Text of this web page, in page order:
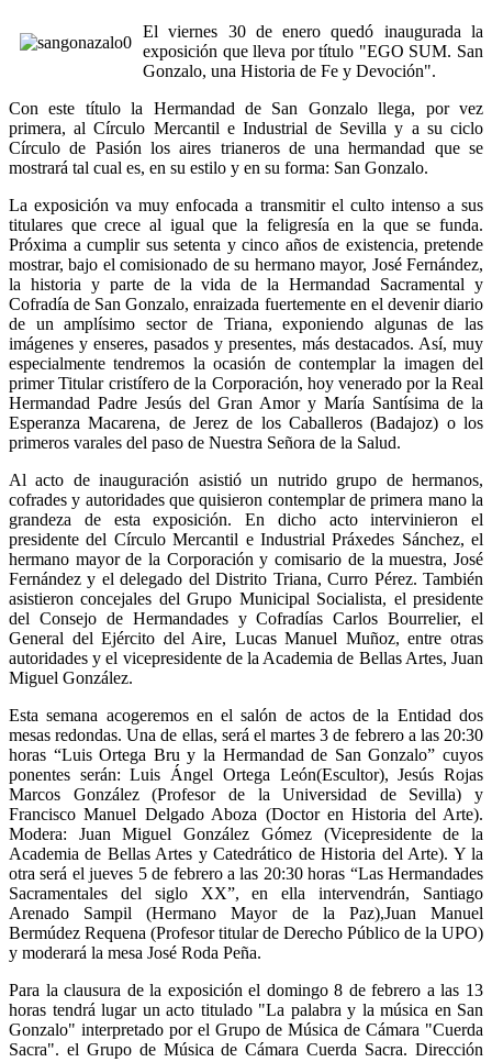
El viernes 30 de enero quedó inaugurada la
exposición que lleva por título "EGO SUM. San
Gonzalo, una Historia de Fe y Devoción".
Con este título la Hermandad de San Gonzalo llega, por vez
primera, al Círculo Mercantil e Industrial de Sevilla y a su ciclo
Círculo de Pasión los aires trianeros de una hermandad que se
mostrará tal cual es, en su estilo y en su forma: San Gonzalo.
La exposición va muy enfocada a transmitir el culto intenso a sus
titulares que crece al igual que la feligresía en la que se funda.
Próxima a cumplir sus setenta y cinco años de existencia, pretende
mostrar, bajo el comisionado de su hermano mayor, José Fernández,
la historia y parte de la vida de la Hermandad Sacramental y
Cofradía de San Gonzalo, enraizada fuertemente en el devenir diario
de un amplísimo sector de Triana, exponiendo algunas de las
imágenes y enseres, pasados y presentes, más destacados. Así, muy
especialmente tendremos la ocasión de contemplar la imagen del
primer Titular cristífero de la Corporación, hoy venerado por la Real
Hermandad Padre Jesús del Gran Amor y María Santísima de la
Esperanza Macarena, de Jerez de los Caballeros (Badajoz) o los
primeros varales del paso de Nuestra Señora de la Salud.
Al acto de inauguración asistió un nutrido grupo de hermanos,
cofrades y autoridades que quisieron contemplar de primera mano la
grandeza de esta exposición. En dicho acto intervinieron el
presidente del Círculo Mercantil e Industrial Práxedes Sánchez, el
hermano mayor de la Corporación y comisario de la muestra, José
Fernández y el delegado del Distrito Triana, Curro Pérez. También
asistieron concejales del Grupo Municipal Socialista, el presidente
del Consejo de Hermandades y Cofradías Carlos Bourrelier, el
General del Ejército del Aire, Lucas Manuel Muñoz, entre otras
autoridades y el vicepresidente de la Academia de Bellas Artes, Juan
Miguel González.
Esta semana acogeremos en el salón de actos de la Entidad dos
mesas redondas. Una de ellas, será el martes 3 de febrero a las 20:30
horas “Luis Ortega Bru y la Hermandad de San Gonzalo” cuyos
ponentes serán: Luis Ángel Ortega León(Escultor), Jesús Rojas
Marcos González (Profesor de la Universidad de Sevilla) y
Francisco Manuel Delgado Aboza (Doctor en Historia del Arte).
Modera: Juan Miguel González Gómez (Vicepresidente de la
Academia de Bellas Artes y Catedrático de Historia del Arte). Y la
otra será el jueves 5 de febrero a las 20:30 horas “Las Hermandades
Sacramentales del siglo XX”, en ella intervendrán, Santiago
Arenado Sampil (Hermano Mayor de la Paz),Juan Manuel
Bermúdez Requena (Profesor titular de Derecho Público de la UPO)
y moderará la mesa José Roda Peña.
Para la clausura de la exposición el domingo 8 de febrero a las 13
horas tendrá lugar un acto titulado "La palabra y la música en San
Gonzalo" interpretado por el Grupo de Música de Cámara "Cuerda
Sacra". el Grupo de Música de Cámara Cuerda Sacra. Dirección